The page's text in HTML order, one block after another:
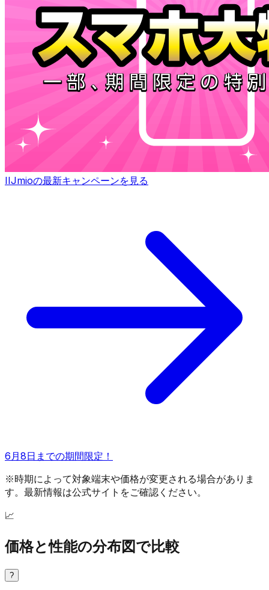
IIJmioの最新キャンペーンを見る
6月8日までの期間限定！
※時期によって対象端末や価格が変更される場合がありま
す。最新情報は公式サイトをご確認ください。
📈
価格と性能の分布図で比較
?